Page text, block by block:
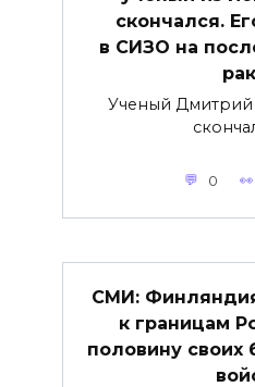
скончался.
в СИЗО на
Ученый
0
СМИ:
к границам
половину своих